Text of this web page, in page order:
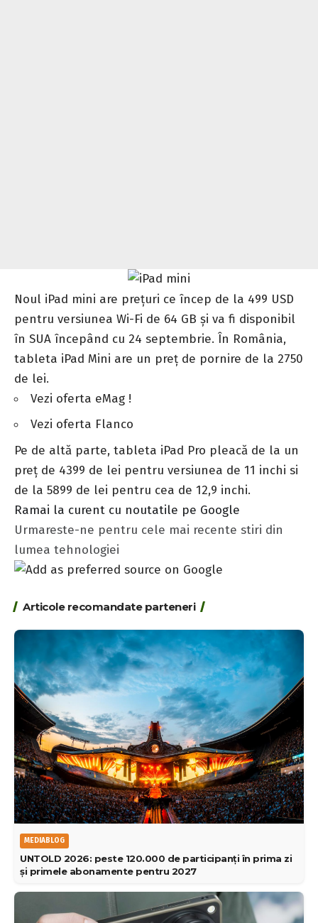
Noul iPad mini are prețuri ce încep de la 499 USD
pentru versiunea Wi-Fi de 64 GB și va fi disponibil
în SUA începând cu 24 septembrie. În România,
tableta iPad Mini are un preț de pornire de la 2750
de lei.
Vezi oferta eMag !
Vezi oferta Flanco
Pe de altă parte, tableta iPad Pro pleacă de la un
preț de 4399 de lei pentru versiunea de 11 inchi si
de la 5899 de lei pentru cea de 12,9 inchi.
Ramai la curent cu noutatile pe Google
Urmareste-ne pentru cele mai recente stiri din
lumea tehnologiei
Articole recomandate parteneri
MEDIABLOG
UNTOLD 2026: peste 120.000 de participanți în prima zi
și primele abonamente pentru 2027